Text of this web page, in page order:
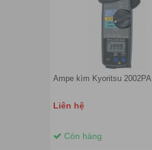
Ampe kìm Kyoritsu 2002PA
Liên hệ
Còn hàng